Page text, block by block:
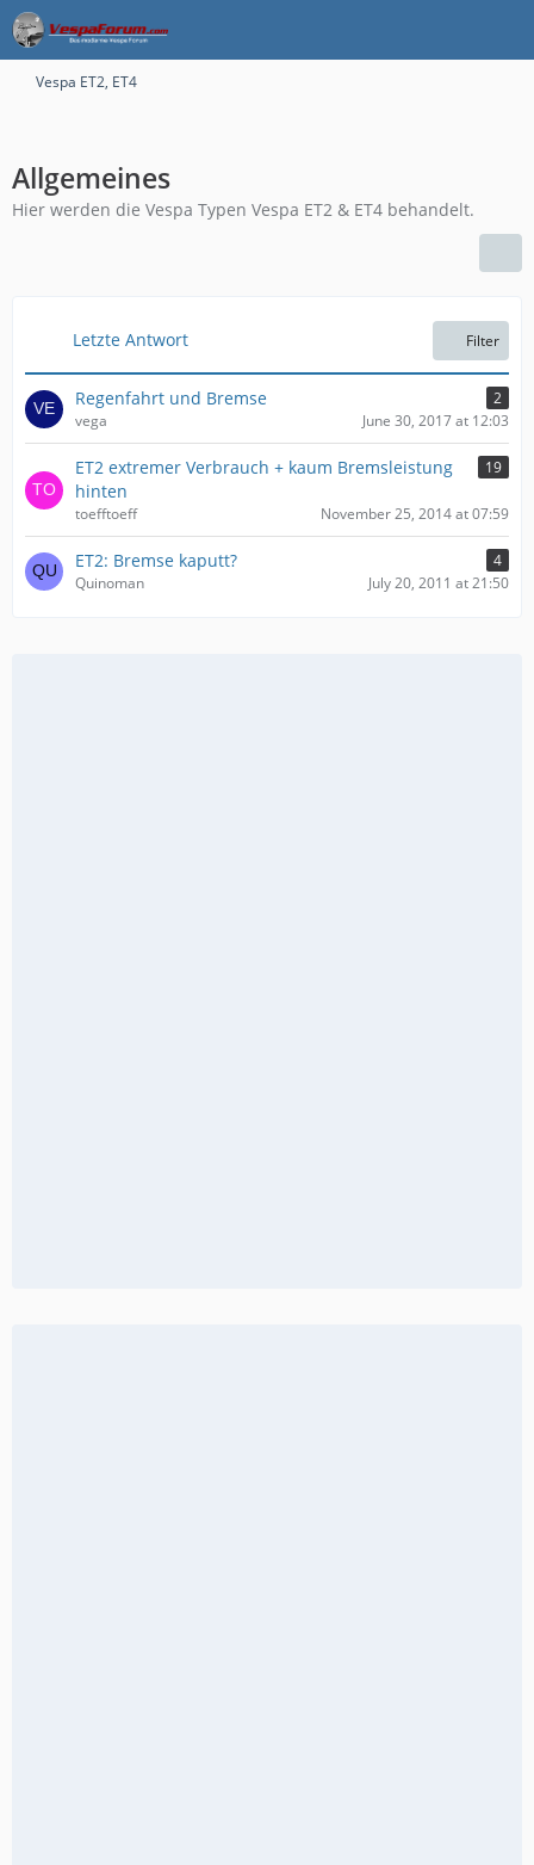
Vespa ET2, ET4
Allgemeines
Hier werden die Vespa Typen Vespa ET2 & ET4 behandelt.
Letzte Antwort Filter
Regenfahrt und Bremse
2
vega
June 30, 2017 at 12:03
ET2 extremer Verbrauch + kaum Bremsleistung
hinten
19
toefftoeff November 25, 2014 at 07:59
ET2: Bremse kaputt?
4
Quinoman
July 20, 2011 at 21:50